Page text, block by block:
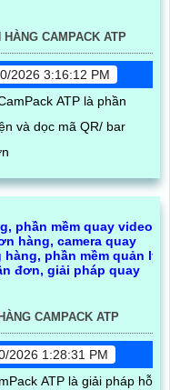
CAMPACK ATP
2026 3:16:12 PM
ATP là phần
và dọc mã QR/ bar
CAMPACK ATP
2026 1:28:31 PM
ATP là giải pháp hỗ